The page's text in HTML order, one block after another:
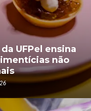
UFPel ensina
não